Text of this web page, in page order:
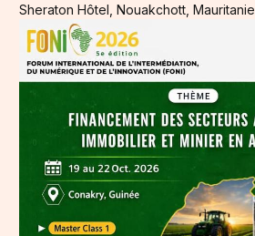
Sheraton Hôtel, Nouakchott, Mauritanie